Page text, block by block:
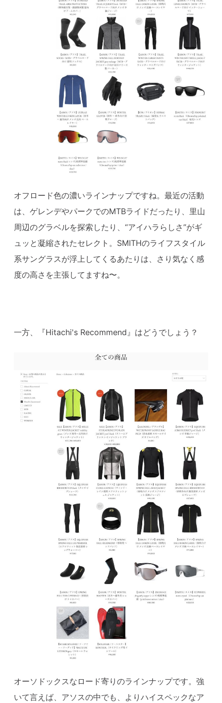
オフロード色の濃いラインナップですね。最近の活動
は、ゲレンデやパークでのMTBライドだったり、里山
周辺のグラベルを探索したり、“アイハラらしさ”がギ
ュッと凝縮されたセレクト。SMITHのライフスタイル
系サングラスが浮上してくるあたりは、さり気なく感
度の高さを主張してますね〜。
一方、『Hitachi's Recommend』はどうでしょう？
オーソドックスなロード寄りのラインナップです。強
いて言えば、アソスの中でも、よりハイスペックなア